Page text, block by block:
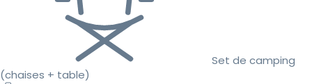
Set de camping
(chaises + table)